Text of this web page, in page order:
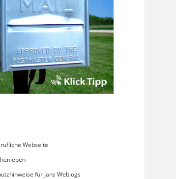
Webseite
für Jans Weblogs